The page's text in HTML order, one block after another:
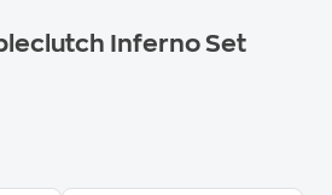
Inferno Set